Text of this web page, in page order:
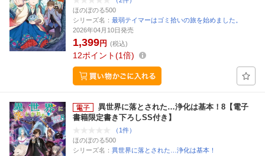
ほのぼのる500
シリーズ名： 最弱テイマーはゴミ拾いの旅を始めました。
2026年04月10日発売
1,399円 (税込)
12ポイント 1倍
異世界に落とされた…浄化は基本！8【電子
書籍限定書き下ろしSS付き】
（1件）
ほのぼのる500
シリーズ名： 異世界に落とされた…浄化は基本！